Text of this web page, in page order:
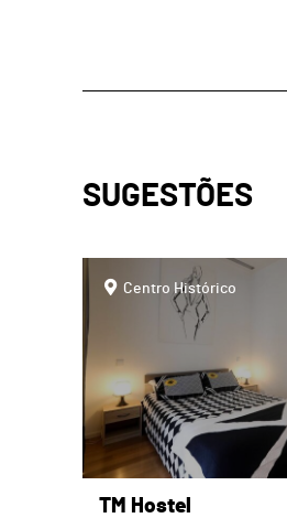
SUGESTÕES
pageCentro Histórico
TM Hostel